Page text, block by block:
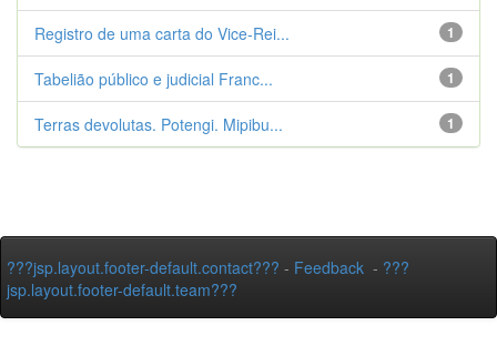
1
Registro de uma carta do Vice-Rei...
1
Tabelião público e judicial Franc...
1
Terras devolutas. Potengi. Mipibu...
???jsp.layout.footer-default.contact??? - Feedback - ???
jsp.layout.footer-default.team???